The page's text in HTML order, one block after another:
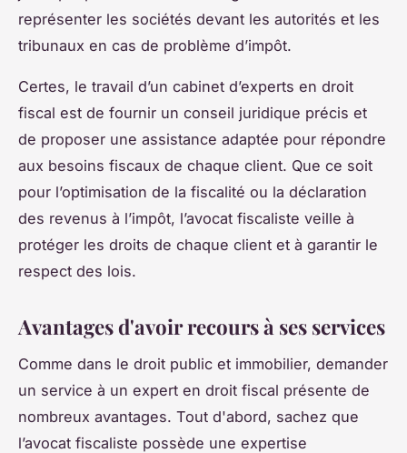
représenter les sociétés devant les autorités et les
tribunaux en cas de problème d’impôt.
Certes, le travail d’un cabinet d’experts en droit
fiscal est de fournir un conseil juridique précis et
de proposer une assistance adaptée pour répondre
aux besoins fiscaux de chaque client. Que ce soit
pour l’optimisation de la fiscalité ou la déclaration
des revenus à l’impôt, l’avocat fiscaliste veille à
protéger les droits de chaque client et à garantir le
respect des lois.
Avantages d'avoir recours à ses services
Comme dans le droit public et immobilier, demander
un service à un expert en droit fiscal présente de
nombreux avantages. Tout d'abord, sachez que
l’avocat fiscaliste possède une expertise